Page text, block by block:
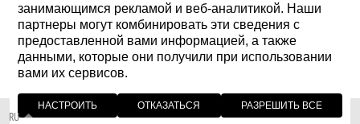
занимающимся рекламой и веб-аналитикой. Наши
партнеры могут комбинировать эти сведения с
предоставленной вами информацией, а также
данными, которые они получили при использовании
вами их сервисов.
НАСТРОИТЬ ОТКАЗАТЬСЯ РАЗРЕШИТЬ ВСЕ
05 ИЮЛЬ 2023
DRAGON AUTOMATON SAPPHIRE - LAPIS LAZULI
RU